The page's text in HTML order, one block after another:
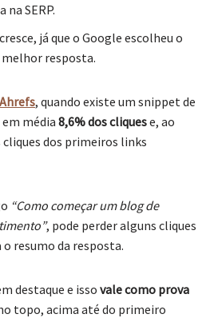
SERP.
cresce, já que o Google escolheu o
resposta.
, quando existe um snippet de
média 8,6% dos cliquese, ao
dos primeiros links
“Como começar um blog de
, pode perder alguns cliques
resumo da resposta.
destaque e isso vale como prova
topo, acima até do primeiro